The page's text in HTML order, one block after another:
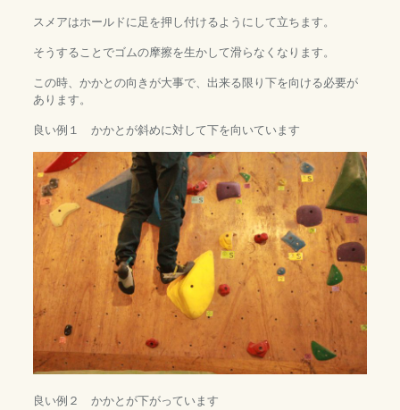
スメアはホールドに足を押し付けるようにして立ちます。
そうすることでゴムの摩擦を生かして滑らなくなります。
この時、かかとの向きが大事で、出来る限り下を向ける必要が
あります。
良い例１ かかとが斜めに対して下を向いています
良い例２ かかとが下がっています